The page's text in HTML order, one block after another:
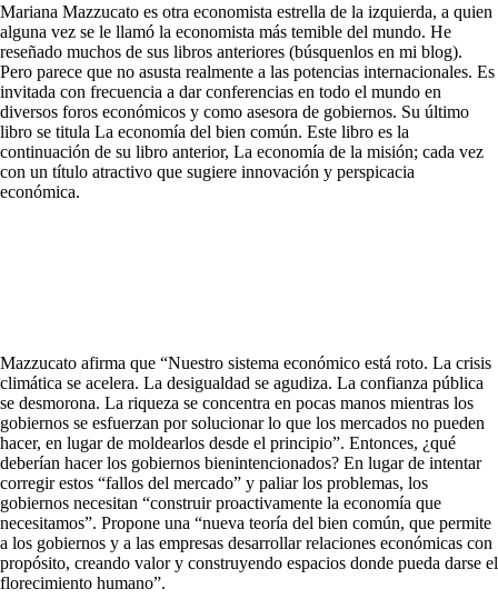
Mariana Mazzucato es otra economista estrella de la izquierda, a quien
alguna vez se le llamó la economista más temible del mundo. He
reseñado muchos de sus libros anteriores (búsquenlos en mi blog).
Pero parece que no asusta realmente a las potencias internacionales. Es
invitada con frecuencia a dar conferencias en todo el mundo en
diversos foros económicos y como asesora de gobiernos. Su último
libro se titula La economía del bien común. Este libro es la
continuación de su libro anterior, La economía de la misión; cada vez
con un título atractivo que sugiere innovación y perspicacia
económica.
Mazzucato afirma que “Nuestro sistema económico está roto. La crisis
climática se acelera. La desigualdad se agudiza. La confianza pública
se desmorona. La riqueza se concentra en pocas manos mientras los
gobiernos se esfuerzan por solucionar lo que los mercados no pueden
hacer, en lugar de moldearlos desde el principio”. Entonces, ¿qué
deberían hacer los gobiernos bienintencionados? En lugar de intentar
corregir estos “fallos del mercado” y paliar los problemas, los
gobiernos necesitan “construir proactivamente la economía que
necesitamos”. Propone una “nueva teoría del bien común, que permite
a los gobiernos y a las empresas desarrollar relaciones económicas con
propósito, creando valor y construyendo espacios donde pueda darse el
florecimiento humano”.